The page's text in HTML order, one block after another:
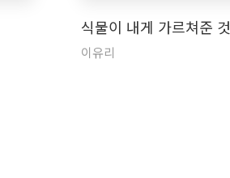
식물이 내게 가르쳐준
이유리